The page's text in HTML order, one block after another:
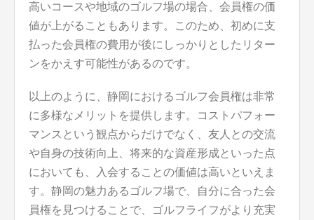
高いコースや地域のゴルフ場の場合、会員権の価
値が上がることもあります。このため、初めに支
払った会員権の費用が後にしっかりとしたリター
ンをかえす可能性があるのです。
以上のように、静岡におけるゴルフ会員権は非常
に多様なメリットを提供します。コストパフォー
マンスという観点からだけでなく、友人との交流
や自身の技術向上、将来的な資産形成といった点
においても、入会することの価値は高いといえま
す。静岡の魅力あるゴルフ場で、自分に合った会
員権を見つけることで、ゴルフライフがより充実